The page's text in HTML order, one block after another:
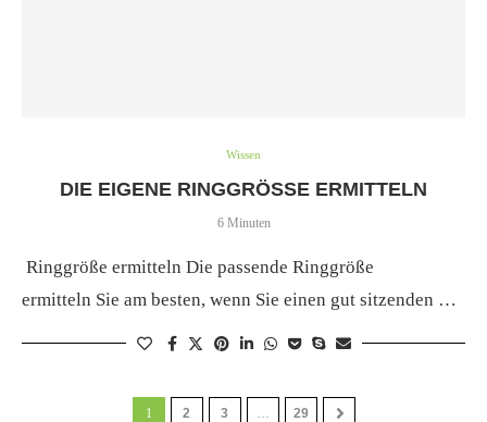
Wissen
DIE EIGENE RINGGRÖSSE ERMITTELN
6 Minuten
Ringgröße ermitteln Die passende Ringgröße
ermitteln Sie am besten, wenn Sie einen gut sitzenden …
1 2 3 29